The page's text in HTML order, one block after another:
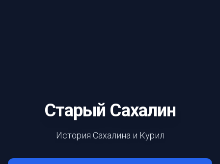
Старый Сахалин
История Сахалина и Курил